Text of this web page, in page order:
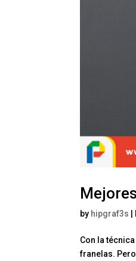
by hipgraf3s
Con la
franelas.